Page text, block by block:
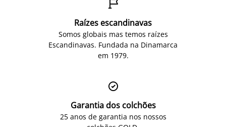

Raízes escandinavas
Somos globais mas temos raízes
Escandinavas. Fundada na Dinamarca
em 1979.

Garantia dos colchões
25 anos de garantia nos nossos